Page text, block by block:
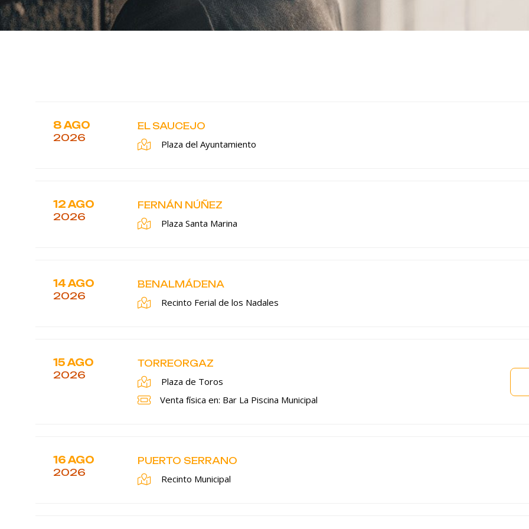
8 AGO
2026
EL SAUCEJO
Plaza del Ayuntamiento
12 AGO
2026
FERNÁN NÚÑEZ
Plaza Santa Marina
14 AGO
2026
BENALMÁDENA
Recinto Ferial de los Nadales
15 AGO
2026
TORREORGAZ
Plaza de Toros
Venta física en: Bar La Piscina Municipal
16 AGO
2026
PUERTO SERRANO
Recinto Municipal